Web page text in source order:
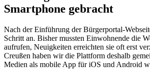
Smartphone gebracht
Nach der Einführung der Bürgerportal-
Schritt an. Bisher mussten Einwohnende die
aufrufen, Neuigkeiten erreichten sie oft erst
Creußen haben wir die Plattform deshalb
Medien als mobile App für iOS und Android